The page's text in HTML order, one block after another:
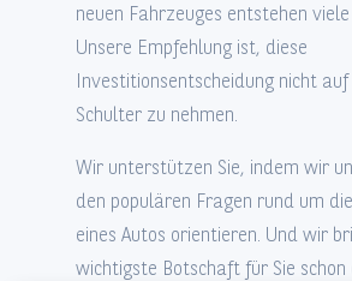
neuen Fahrzeuges entstehen
Unsere Empfehlung ist, diese
Investitionsentscheidung nicht
Schulter zu nehmen.
Wir unterstützen Sie, indem wir
den populären Fragen rund um
eines Autos orientieren. Und wir
wichtigste Botschaft für Sie